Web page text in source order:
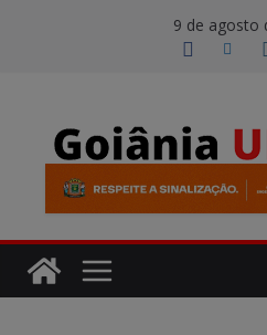
9 de agosto